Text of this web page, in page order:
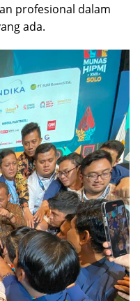
profesional dalam
ada.